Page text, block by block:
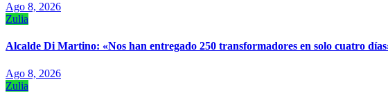
Ago 8, 2026
Zulia
Alcalde Di Martino: «Nos han entregado 250 transformadores en solo cuatro
Ago 8, 2026
Zulia